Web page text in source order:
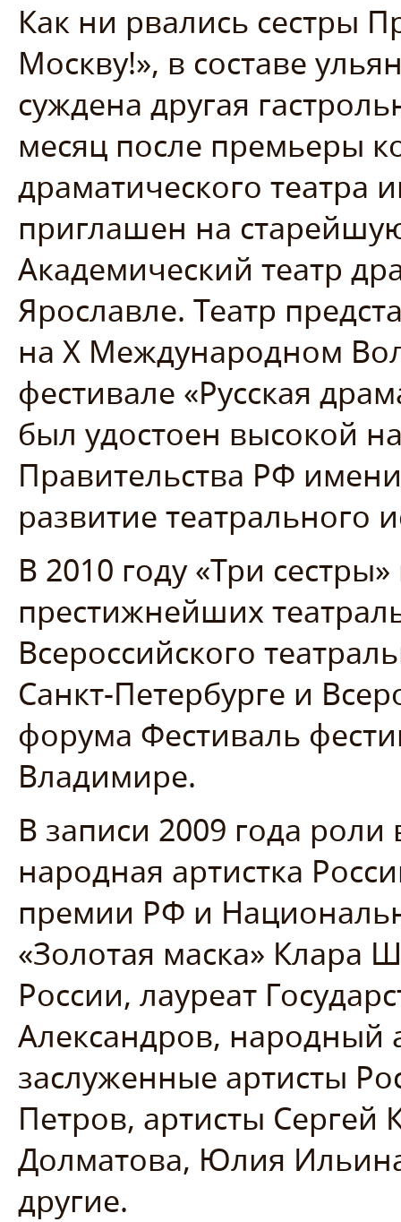
Как ни рвались сестры
Москву!», в составе
суждена другая
месяц после премьеры
драматического
приглашен на
Академический театр
Ярославле. Театр
на X Международном
фестивале «Русская
был удостоен высокой
Правительства РФ
развитие театрального
В 2010 году «Три
престижнейших
Всероссийского
Санкт-Петербурге и
форума Фестиваль
Владимире.
В записи 2009 года роли
народная артистка
премии РФ и
«Золотая маска» Клара
России, лауреат
Александров, народный
заслуженные артисты
Петров, артисты Сергей
Долматова, Юлия
другие.